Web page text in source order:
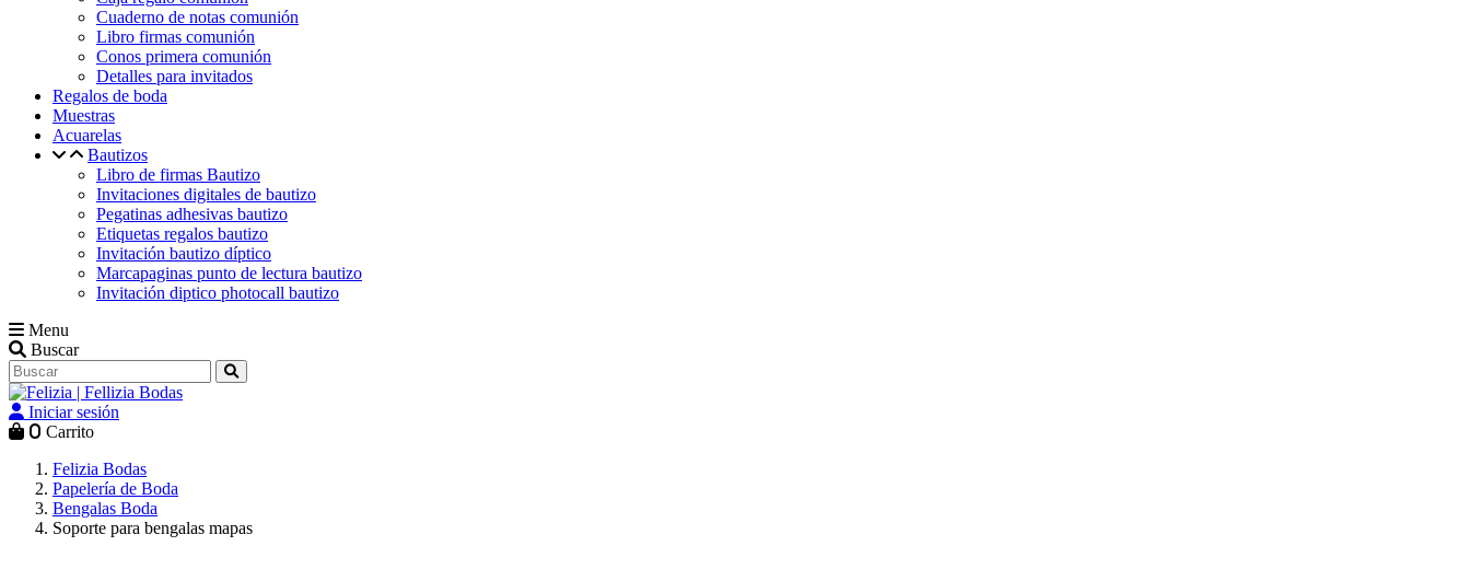
Cuaderno de notas comunión
Libro firmas comunión
Conos primera comunión
Detalles para invitados
Regalos de boda
Muestras
Acuarelas
Bautizos
Libro de firmas Bautizo
Invitaciones digitales de bautizo
Pegatinas adhesivas bautizo
Etiquetas regalos bautizo
Invitación bautizo díptico
Marcapaginas punto de lectura bautizo
Invitación diptico photocall bautizo
Menu
Buscar
Iniciar sesión
0 Carrito
Felizia Bodas
Papelería de Boda
Bengalas Boda
Soporte para bengalas mapas